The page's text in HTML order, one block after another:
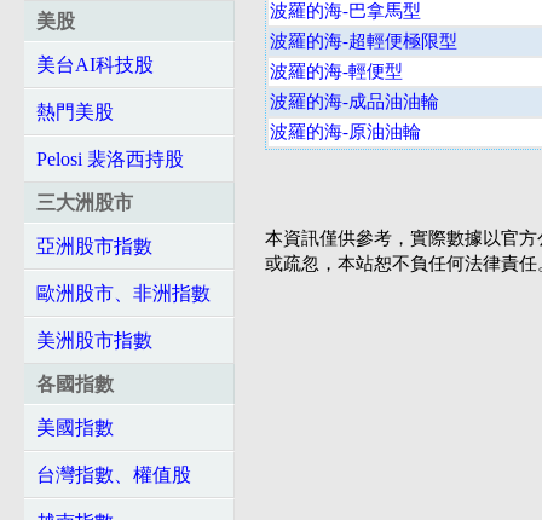
美股
美台AI科技股
熱門美股
Pelosi 裴洛西持股
三大洲股市
亞洲股市指數
歐洲股市、非洲指數
美洲股市指數
各國指數
美國指數
台灣指數、權值股
波羅的海-巴拿馬型
波羅的海-超輕便極限型
波羅的海-輕便型
波羅的海-成品油油輪
波羅的海-原油油輪
本資訊僅供參考，實際數據以官
或疏忽，本站恕不負任何法律責任